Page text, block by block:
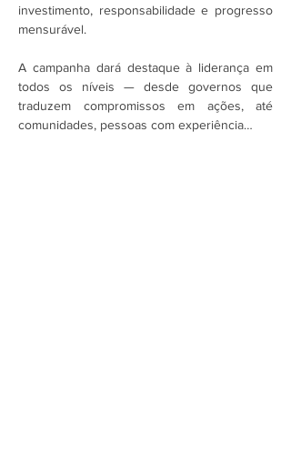
investimento, responsabilidade e progresso
mensurável.
A campanha dará destaque à liderança em
todos os níveis — desde governos que
traduzem compromissos em ações, até
comunidades, pessoas com experiência…